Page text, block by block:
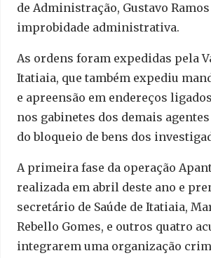
de Administração, Gustavo
improbidade administrativa.
As ordens foram expedidas pela
Itatiaia, que também expediu
e apreensão em endereços
nos gabinetes dos demais
do bloqueio de bens dos
A primeira fase da operação
realizada em abril deste ano e
secretário de Saúde de Itatiaia,
Rebello Gomes, e outros quatro
integrarem uma organização